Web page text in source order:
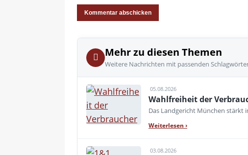
Mehr zu diesen Themen
Weitere Nachrichten mit passenden
05.08.2026
Wahlfreiheit der
Das Landgericht München stärkt
Weiterlesen ›
03.08.2026